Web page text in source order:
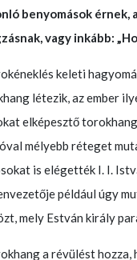
benyomások
vagy inkább:
keleti
létezik, az ember
elképesztő
mélyebb réteget
is elégették I. I.
például úgy
mely Estván király
a révülést